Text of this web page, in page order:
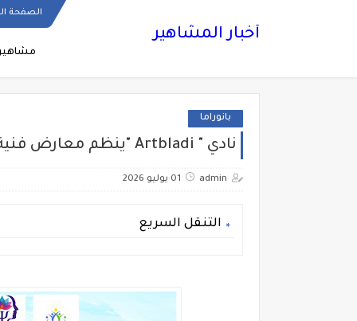
الصفحة
أخبار المشاهير
بانوراما
نادي " Artbladi "ينظم معارض فنية لدعم الصحة النفسية
admin 01 يوليو 2026
التنقل السريع